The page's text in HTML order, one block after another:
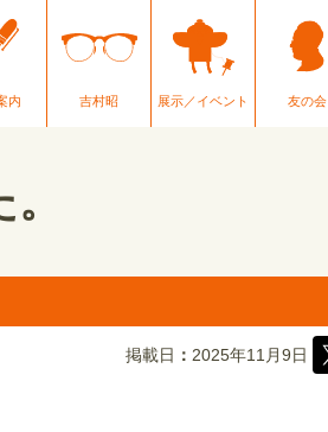
内 吉村昭 展示／イベント 友の会
掲載日 2025年11月9日